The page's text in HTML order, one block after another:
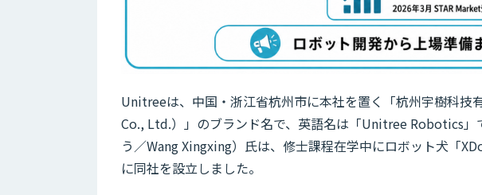
Unitreeは、中国・浙江省杭州市に本社を置く「杭州宇樹科技
Co., Ltd.）」のブランド名で、英語名は「Unitree Robotics」
う／Wang Xingxing）氏は、修士課程在学中にロボット犬「
に同社を設立しました。